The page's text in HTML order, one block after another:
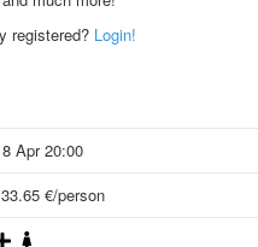
registered? Login!
Apr 20:00
33.65 €/person